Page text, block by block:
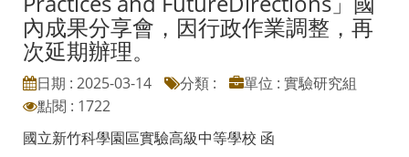
內成果分享會，因行政作業調整，再
次延期辦理。
日期 : 2025-03-14 分類 :
單位 : 實驗研究組
點閱 : 1722
國立新竹科學園區實驗高級中等學校 函